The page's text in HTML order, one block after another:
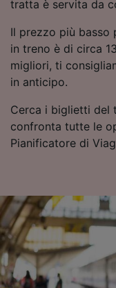
tratta è servita da
Il prezzo più basso
in treno è di circa
migliori, ti
in anticipo.
Cerca i biglietti del
confronta tutte le
Pianificatore di